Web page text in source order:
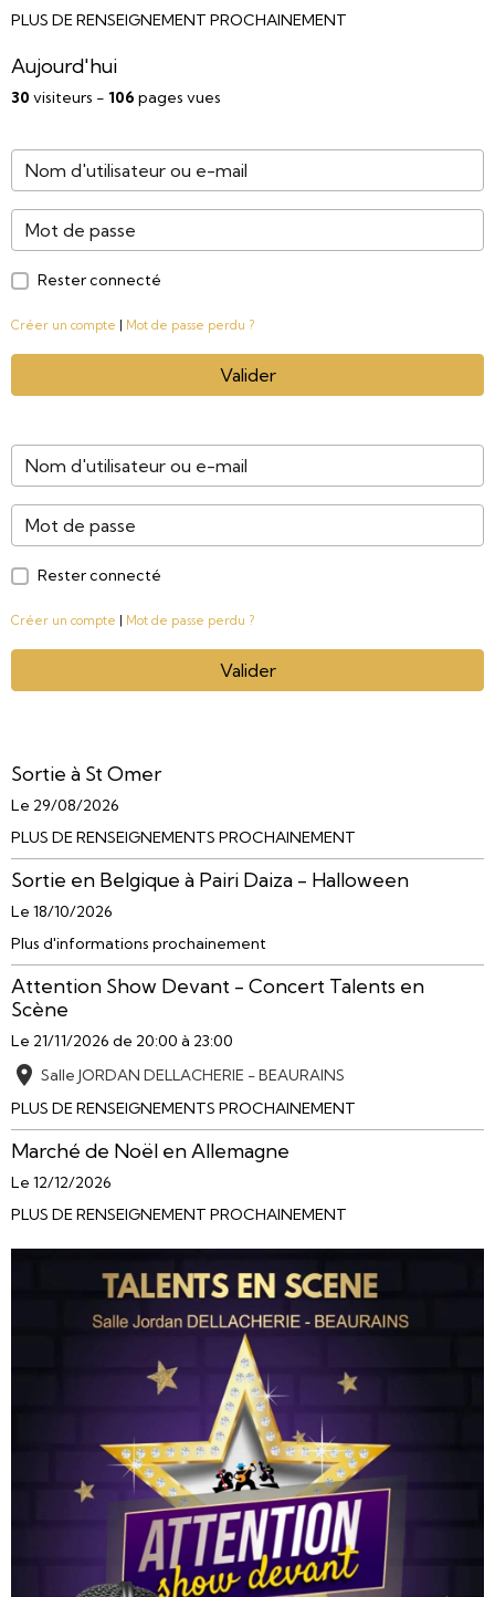
PLUS DE RENSEIGNEMENT PROCHAINEMENT
Aujourd'hui
30 visiteurs - 106 pages vues
Rester connecté
Créer un compte Mot de passe perdu ?
Valider
Rester connecté
Créer un compte Mot de passe perdu ?
Valider
Sortie à St Omer
Le 29/08/2026
PLUS DE RENSEIGNEMENTS PROCHAINEMENT
Sortie en Belgique à Pairi Daiza - Halloween
Le 18/10/2026
Plus d'informations prochainement
Attention Show Devant - Concert Talents en
Scène
Le 21/11/2026 de 20:00 à 23:00
Salle JORDAN DELLACHERIE - BEAURAINS
PLUS DE RENSEIGNEMENTS PROCHAINEMENT
Marché de Noël en Allemagne
Le 12/12/2026
PLUS DE RENSEIGNEMENT PROCHAINEMENT